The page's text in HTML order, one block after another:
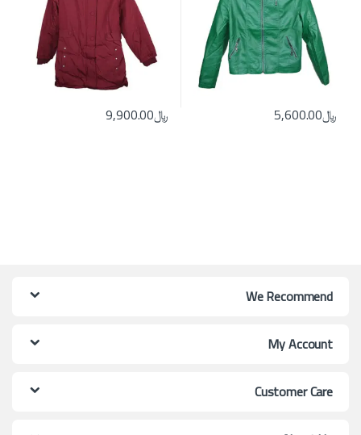
﷼5,600.00
has multiple variants. The options may be chosen on the product page
﷼9,900.00
be chosen on the product page
We Recommend
My Account
Customer Care